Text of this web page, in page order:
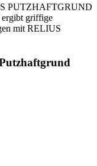
PUTZHAFTGRUND
ergibt griffige
mit RELIUS